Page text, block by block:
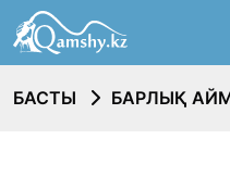
БАСТЫ БАРЛЫҚ